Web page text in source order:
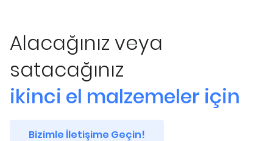
Alacağınız veya
satacağınız
ikinci el malzemeler için
Bizimle İletişime Geçin!